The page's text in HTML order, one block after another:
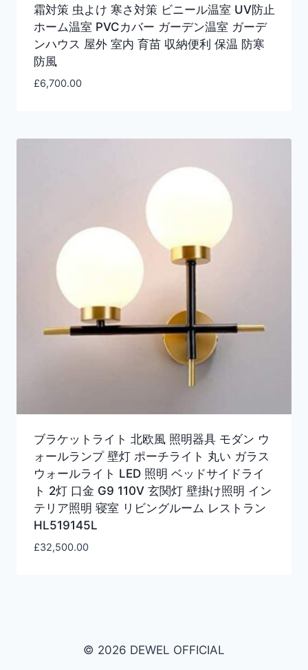
霜対策 虫よけ 寒さ対策 ビニール温室 UV防止
ホーム温室 PVCカバー ガーデン温室 ガーデ
ンハウス 屋外 室内 育苗 収納便利 保温 防寒
防風
£6,700.00
ブラケットライト 北欧風 照明器具 モダン ウ
ォールランプ 壁灯 ポーチライト 丸い ガラス
ウォールライト LED 照明 ベッドサイドライ
ト 2灯 口金 G9 110V 玄関灯 壁掛け照明 イン
テリア照明 寝室 リビングルーム レストラン
HL519145L
£32,500.00
© 2026 DEWEL OFFICIAL